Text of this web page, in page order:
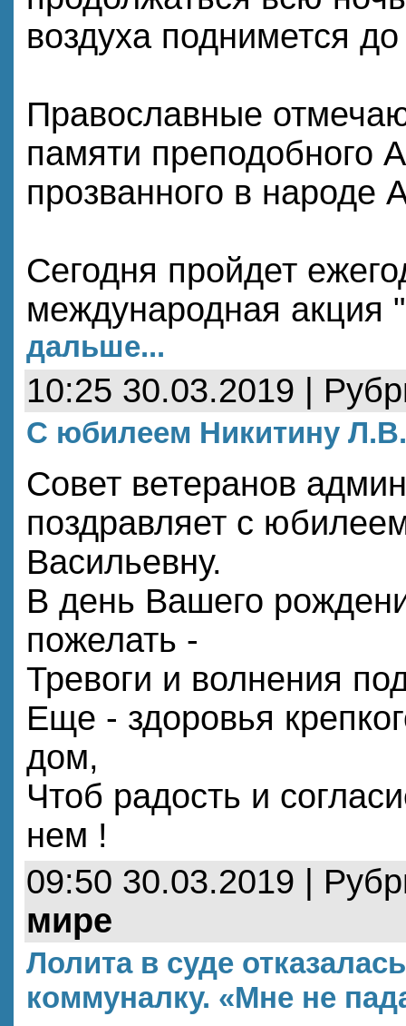
воздуха поднимется
Православные
памяти преподобного
прозванного в
Сегодня пройдет
международная
дальше...
10:25 30.03.2019 |
С юбилеем Никитину Л.В.
Совет ветеранов
поздравляет с
Васильевну.
В день Вашего
пожелать -
Тревоги и волнения
Еще - здоровья
дом,
Чтоб радость и
нем !
09:50 30.03.2019 |
мире
Лолита в суде
коммуналку. «Мне не